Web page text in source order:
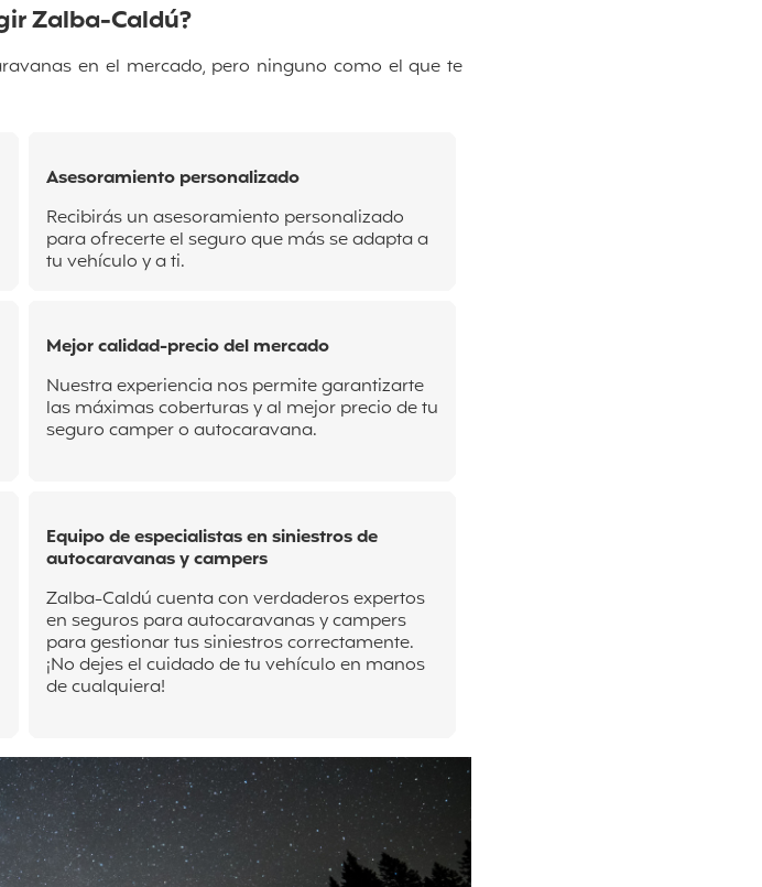
Zalba-Caldú?
en el mercado, pero ninguno como el que te
Asesoramiento personalizado
Recibirás un asesoramiento personalizado
para ofrecerte el seguro que más se adapta a
tu vehículo y a ti.
Mejor calidad-precio del mercado
Nuestra experiencia nos permite garantizarte
las máximas coberturas y al mejor precio de tu
seguro camper o autocaravana.
Equipo de especialistas en siniestros de
autocaravanas y campers
Zalba-Caldú cuenta con verdaderos expertos
en seguros para autocaravanas y campers
para gestionar tus siniestros correctamente.
¡No dejes el cuidado de tu vehículo en manos
de cualquiera!